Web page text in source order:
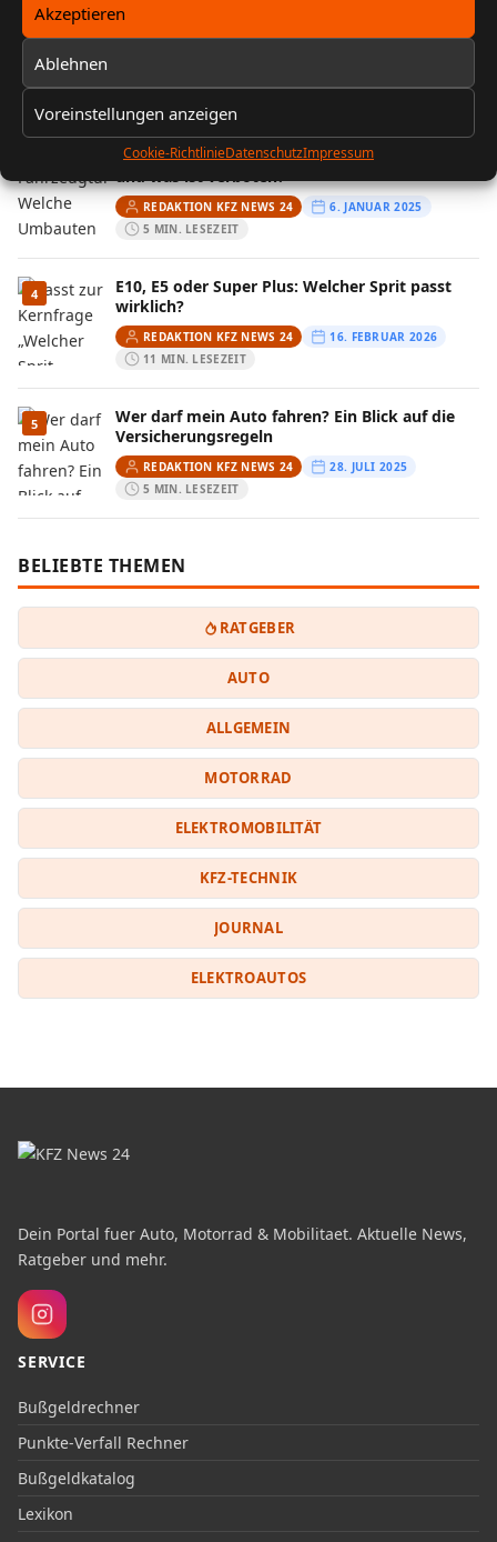
Akzeptieren
Ablehnen
Voreinstellungen anzeigen
Cookie-RichtlinieDatenschutzImpressum
FIN entschlüsseln: Baujahr, Motor &
Ausstattung prüfen
Fahrzeugtuning: Welche Umbauten sind legal
und was ist verboten?
REDAKTION KFZ NEWS 24
6. JANUAR 2025
5 MIN. LESEZEIT
4
E10, E5 oder Super Plus: Welcher Sprit passt
wirklich?
REDAKTION KFZ NEWS 24
16. FEBRUAR 2026
11 MIN. LESEZEIT
5
Wer darf mein Auto fahren? Ein Blick auf die
Versicherungsregeln
REDAKTION KFZ NEWS 24
28. JULI 2025
5 MIN. LESEZEIT
BELIEBTE THEMEN
RATGEBER
AUTO
ALLGEMEIN
MOTORRAD
ELEKTROMOBILITÄT
KFZ-TECHNIK
JOURNAL
ELEKTROAUTOS
Dein Portal fuer Auto, Motorrad & Mobilitaet. Aktuelle News,
Ratgeber und mehr.
SERVICE
Bußgeldrechner
Punkte-Verfall Rechner
Bußgeldkatalog
Lexikon